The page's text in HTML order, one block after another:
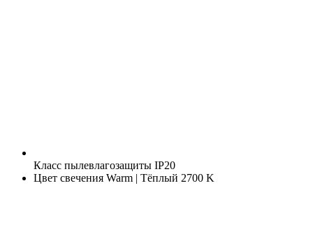
Класс пылевлагозащиты IP20
Цвет свечения Warm | Тёплый 2700 K